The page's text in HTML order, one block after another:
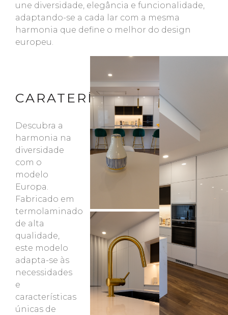
une diversidade, elegância e funcionalidade,
adaptando-se a cada lar com a mesma
harmonia que define o melhor do design
europeu.
CARATERÍSTICAS
Descubra a
harmonia na
diversidade
com o
modelo
Europa.
Fabricado em
termolaminado
de alta
qualidade,
este modelo
adapta-se às
necessidades
e
características
únicas de